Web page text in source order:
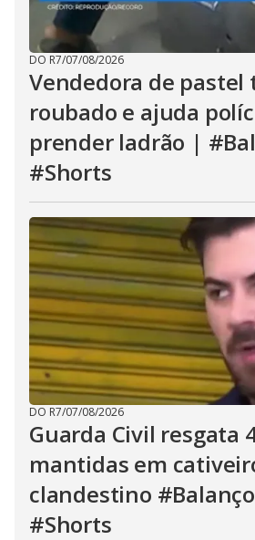
DO R7/07/08/2026
Vendedora de pastel
roubado e ajuda
prender ladrão |
#Shorts
DO R7/07/08/2026
Guarda Civil resgata
mantidas em
clandestino
#Shorts